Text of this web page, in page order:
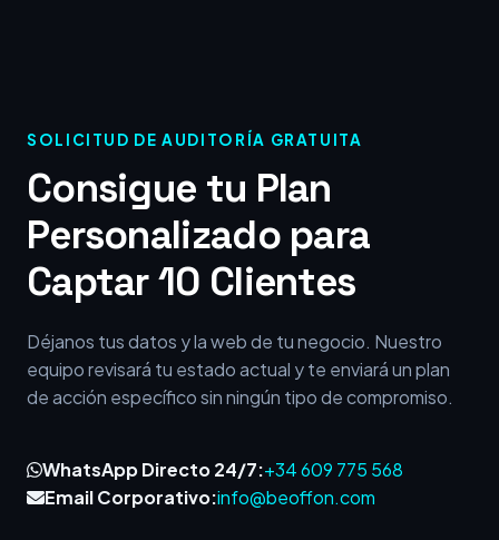
SOLICITUD DE AUDITORÍA GRATUITA
Consigue tu Plan
Personalizado para
Captar 10 Clientes
Déjanos tus datos y la web de tu negocio. Nuestro
equipo revisará tu estado actual y te enviará un plan
de acción específico sin ningún tipo de compromiso.
WhatsApp Directo 24/7:+34 609 775 568
Email Corporativo:info@beoffon.com